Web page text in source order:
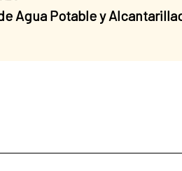
Agua Potable y